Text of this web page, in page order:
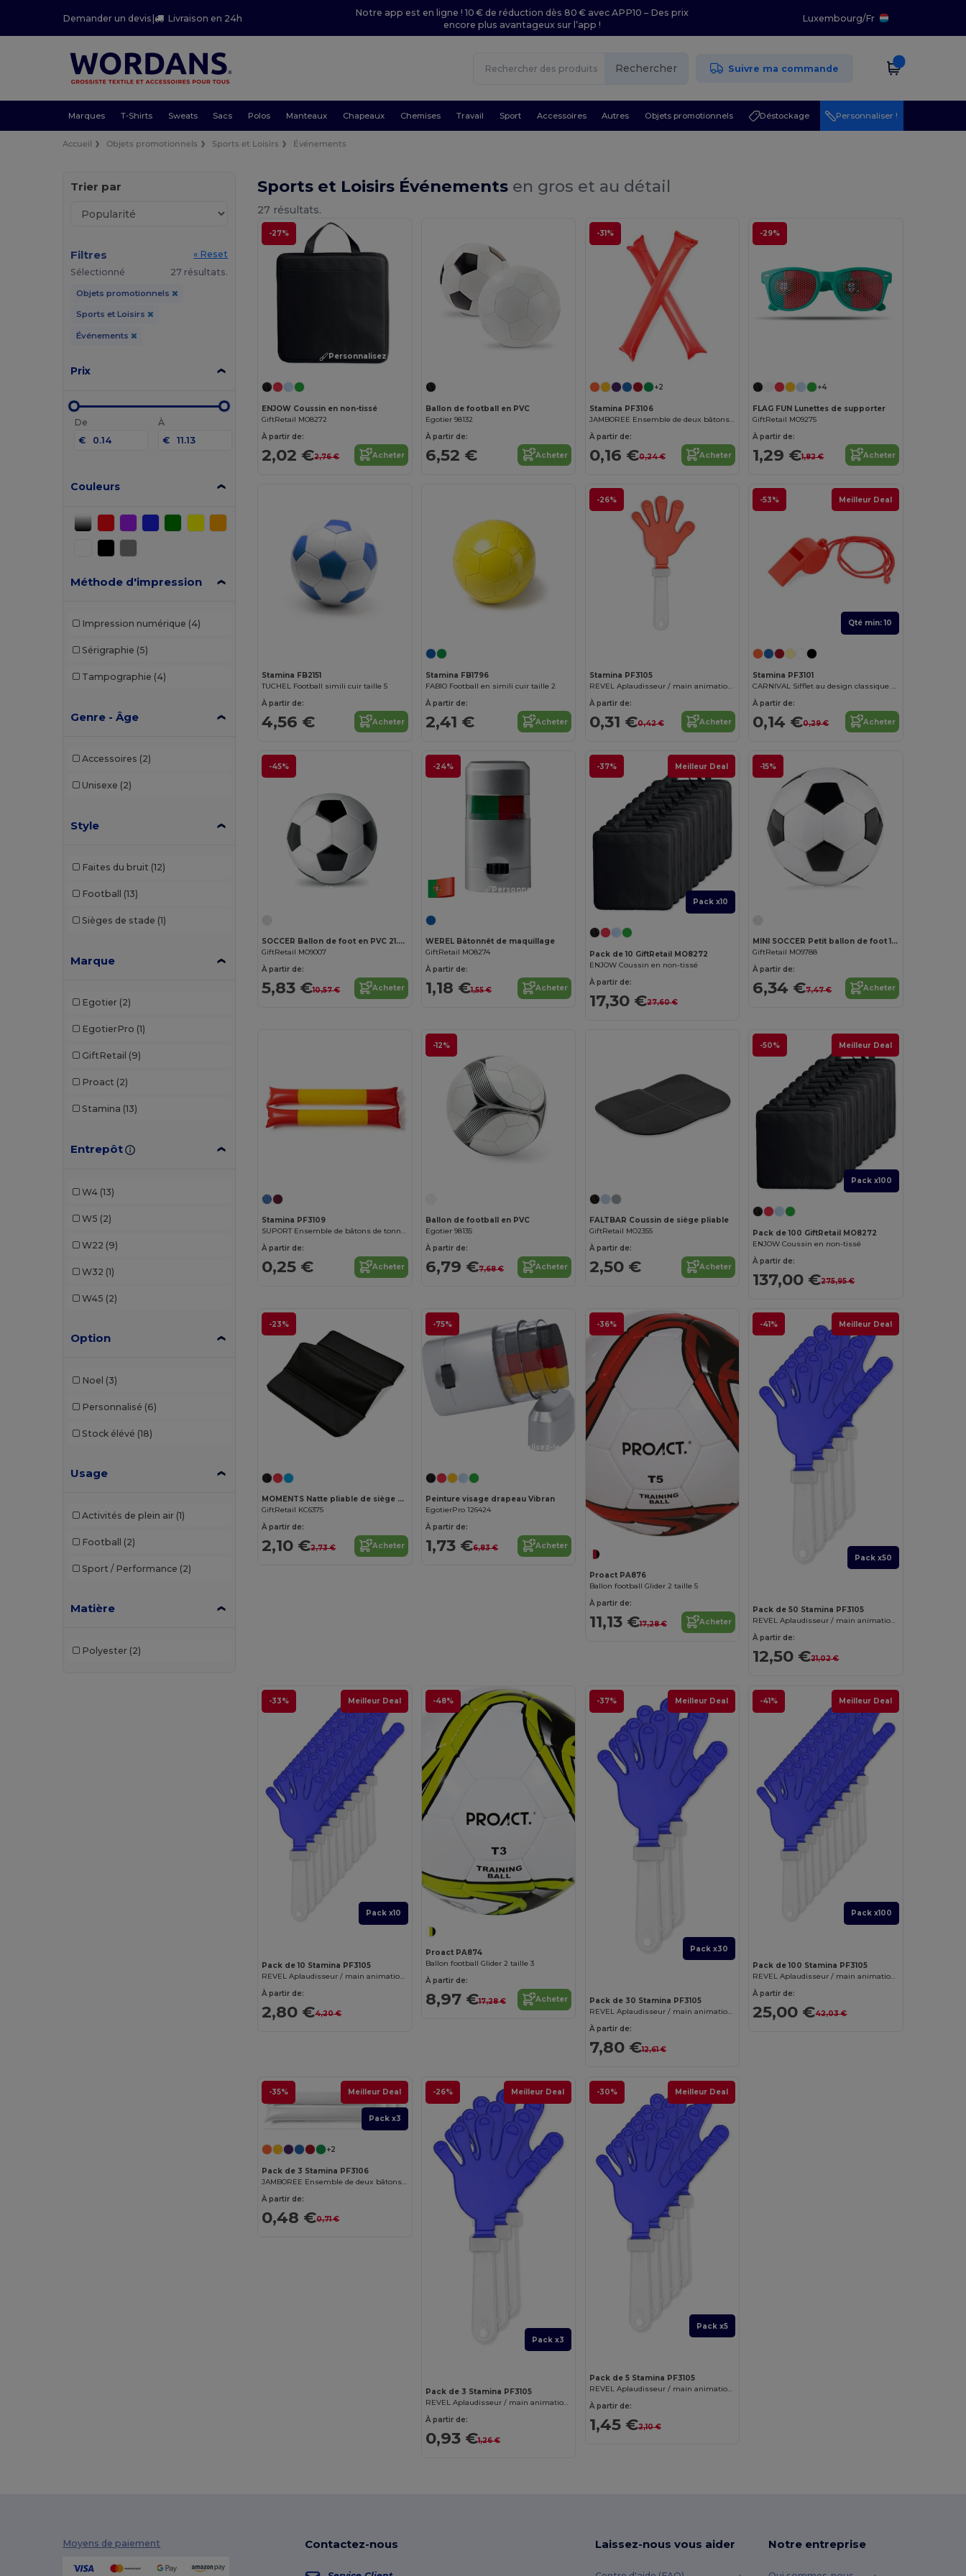
Demander un devis| Livraison en 24h
Notre app est en ligne ! 10 € de réduction dès 80 € avec APP10 – Des prix
encore plus avantageux sur l’app !
Luxembourg/Fr
Rechercher Suivre ma commande
Marques T-Shirts Sweats Sacs Polos Manteaux Chapeaux Chemises Travail Sport Accessoires Autres Objets promotionnels Déstockage Personnaliser !
Accueil Objets promotionnels Sports et Loisirs Événements
Trier par
Filtres
« Reset
Sélectionné
27 résultats.
Objets promotionnels
Sports et Loisirs
Événements
Prix
De
€
À
€
Couleurs
Méthode d'impression
Impression numérique (4)
Sérigraphie (5)
Tampographie (4)
Genre - Âge
Accessoires (2)
Unisexe (2)
Style
Faites du bruit (12)
Football (13)
Sièges de stade (1)
Marque
Egotier (2)
EgotierPro (1)
GiftRetail (9)
Proact (2)
Stamina (13)
Entrepôt
W4 (13)
W5 (2)
W22 (9)
W32 (1)
W45 (2)
Option
Noel (3)
Personnalisé (6)
Stock élévé (18)
Usage
Activités de plein air (1)
Football (2)
Sport / Performance (2)
Matière
Polyester (2)
Sports et Loisirs Événements en gros et au détail
27 résultats.
-27%
Personnalisez-le !
ENJOW Coussin en non-tissé
GiftRetail MO8272
À partir de:
2,02 €2,76 € Acheter
Ballon de football en PVC
Egotier 98132
À partir de:
6,52 € Acheter
-31%
+2
Stamina PF3106
JAMBOREE Ensemble de deux bâtons de tonnerre gonflables et réutilisables en LDPE
À partir de:
0,16 €0,24 € Acheter
-29%
+4
FLAG FUN Lunettes de supporter
GiftRetail MO9275
À partir de:
1,29 €1,82 € Acheter
Stamina FB2151
TUCHEL Football simili cuir taille 5
À partir de:
4,56 € Acheter
Stamina FB1796
FABIO Football en simili cuir taille 2
À partir de:
2,41 € Acheter
-26%
Stamina PF3105
REVEL Aplaudisseur / main animation bicolore en forme de main
À partir de:
0,31 €0,42 € Acheter
-53% Meilleur Deal
Qté min: 10
Stamina PF3101
CARNIVAL Sifflet au design classique avec tour de cou
À partir de:
0,14 €0,29 € Acheter
-45%
Personnalisez-le !
SOCCER Ballon de foot en PVC 21.5cm
GiftRetail MO9007
À partir de:
5,83 €10,57 € Acheter
-24%
Personnalisez-le !
WEREL Bâtonnêt de maquillage
GiftRetail MO8274
À partir de:
1,18 €1,55 € Acheter
-37% Meilleur Deal
Pack x10
Pack de 10 GiftRetail MO8272
ENJOW Coussin en non-tissé
À partir de:
17,30 €27,60 €
-15%
Personnalisez-le !
MINI SOCCER Petit ballon de foot 15cm
GiftRetail MO9788
À partir de:
6,34 €7,47 € Acheter
Stamina PF3109
SUPORT Ensemble de bâtons de tonnerre gonflables et réutilisables en LDPE
À partir de:
0,25 € Acheter
-12%
Ballon de football en PVC
Egotier 98135
À partir de:
6,79 €7,68 € Acheter
FALTBAR Coussin de siège pliable
GiftRetail MO2355
À partir de:
2,50 € Acheter
-50% Meilleur Deal
Pack x100
Pack de 100 GiftRetail MO8272
ENJOW Coussin en non-tissé
À partir de:
137,00 €275,95 €
-23%
MOMENTS Natte pliable de siège 210D
GiftRetail KC6375
À partir de:
2,10 €2,73 € Acheter
-75%
Personnalisez-le !
Peinture visage drapeau Vibran
EgotierPro 126424
À partir de:
1,73 €6,83 € Acheter
-36%
Proact PA876
Ballon football Glider 2 taille 5
À partir de:
11,13 €17,28 € Acheter
-41% Meilleur Deal
Pack x50
Pack de 50 Stamina PF3105
REVEL Aplaudisseur / main animation bicolore en forme de main
À partir de:
12,50 €21,02 €
-33% Meilleur Deal
Pack x10
Pack de 10 Stamina PF3105
À partir de:
2,80 €4,20 €
-48%
Proact PA874
Ballon football Glider 2 taille 3
À partir de:
8,97 €17,28 € Acheter
-37% Meilleur Deal
Pack x30
Pack de 30 Stamina PF3105
REVEL Aplaudisseur / main animation bicolore en forme de main
À partir de:
7,80 €12,61 €
-41% Meilleur Deal
Pack x100
Pack de 100 Stamina PF3105
À partir de:
25,00 €42,03 €
-35% Meilleur Deal
Pack x3
+2
Pack de 3 Stamina PF3106
JAMBOREE Ensemble de deux bâtons de tonnerre gonflables et réutilisables en LDPE
À partir de:
0,48 €0,71 €
-26% Meilleur Deal
Pack x3
Pack de 3 Stamina PF3105
REVEL Aplaudisseur / main animation bicolore en forme de main
À partir de:
0,93 €1,26 €
-30% Meilleur Deal
Pack x5
Pack de 5 Stamina PF3105
REVEL Aplaudisseur / main animation bicolore en forme de main
À partir de:
1,45 €2,10 €
Moyens de paiement Contactez-nous Laissez-nous vous aider Notre entreprise